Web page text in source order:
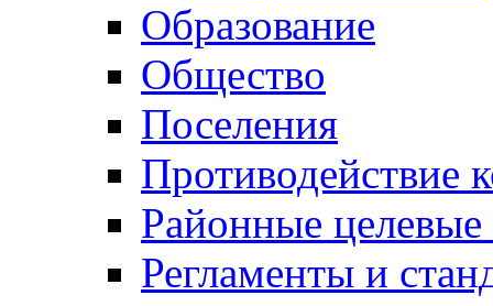
Образование
Общество
Поселения
Противодействие
Районные
Регламенты и